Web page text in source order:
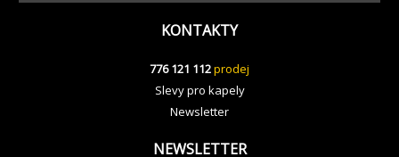
KONTAKTY
776 121 112prodej
Slevy pro kapely
Newsletter
NEWSLETTER